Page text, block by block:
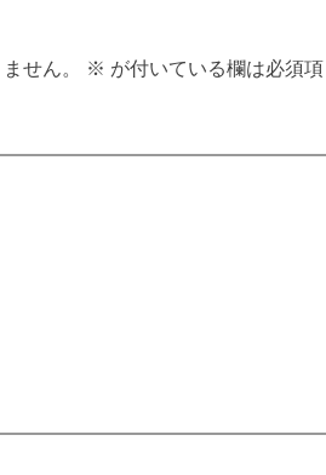
せん。 ※ が付いている欄は必須